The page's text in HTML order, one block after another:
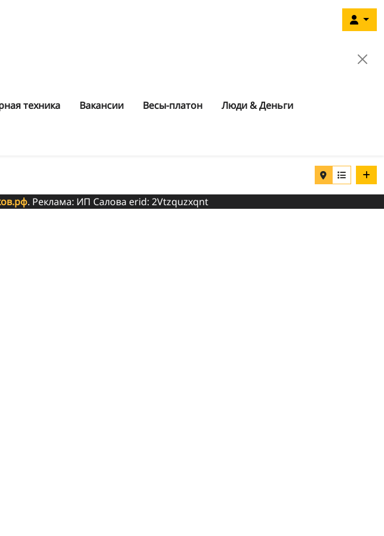
техника Вакансии Весы-платон
Люди & Деньги
. Реклама: ИП Салова erid: 2Vtzquzxqnt